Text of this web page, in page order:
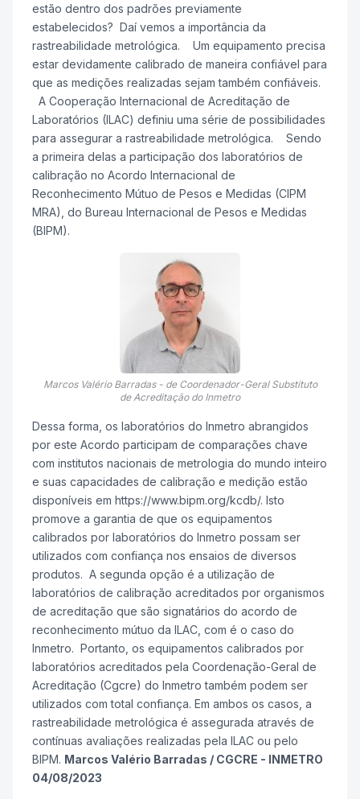
estão dentro dos padrões previamente
estabelecidos? Daí vemos a importância da
rastreabilidade metrológica. Um equipamento precisa
estar devidamente calibrado de maneira confiável para
que as medições realizadas sejam também confiáveis.
A Cooperação Internacional de Acreditação de
Laboratórios (ILAC) definiu uma série de possibilidades
para assegurar a rastreabilidade metrológica. Sendo
a primeira delas a participação dos laboratórios de
calibração no Acordo Internacional de
Reconhecimento Mútuo de Pesos e Medidas (CIPM
MRA), do Bureau Internacional de Pesos e Medidas
(BIPM).
Marcos Valério Barradas - de Coordenador-Geral Substituto
de Acreditação do Inmetro
Dessa forma, os laboratórios do Inmetro abrangidos
por este Acordo participam de comparações chave
com institutos nacionais de metrologia do mundo inteiro
e suas capacidades de calibração e medição estão
disponíveis em https://www.bipm.org/kcdb/. Isto
promove a garantia de que os equipamentos
calibrados por laboratórios do Inmetro possam ser
utilizados com confiança nos ensaios de diversos
produtos. A segunda opção é a utilização de
laboratórios de calibração acreditados por organismos
de acreditação que são signatários do acordo de
reconhecimento mútuo da ILAC, com é o caso do
Inmetro. Portanto, os equipamentos calibrados por
laboratórios acreditados pela Coordenação-Geral de
Acreditação (Cgcre) do Inmetro também podem ser
utilizados com total confiança. Em ambos os casos, a
rastreabilidade metrológica é assegurada através de
contínuas avaliações realizadas pela ILAC ou pelo
BIPM. Marcos Valério Barradas / CGCRE - INMETRO
04/08/2023